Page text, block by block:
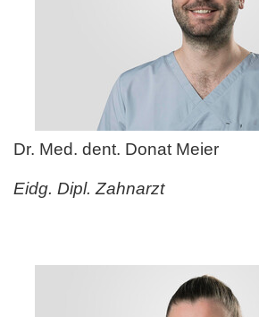
Dr. Med. dent. Donat Meier
Eidg. Dipl. Zahnarzt